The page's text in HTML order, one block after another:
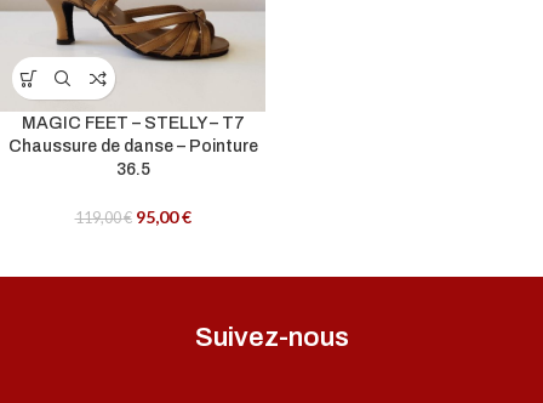
MAGIC FEET – STELLY – T7
Chaussure de danse – Pointure
36.5
119,00€ 95,00€
Suivez-nous